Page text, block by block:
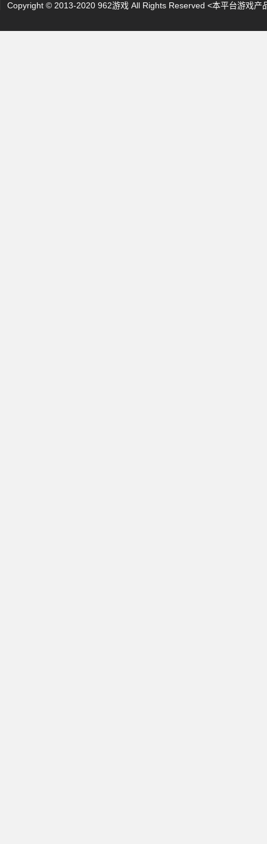
Copyright © 2013-2020 962游戏 All Rights Reserved <本平台游戏